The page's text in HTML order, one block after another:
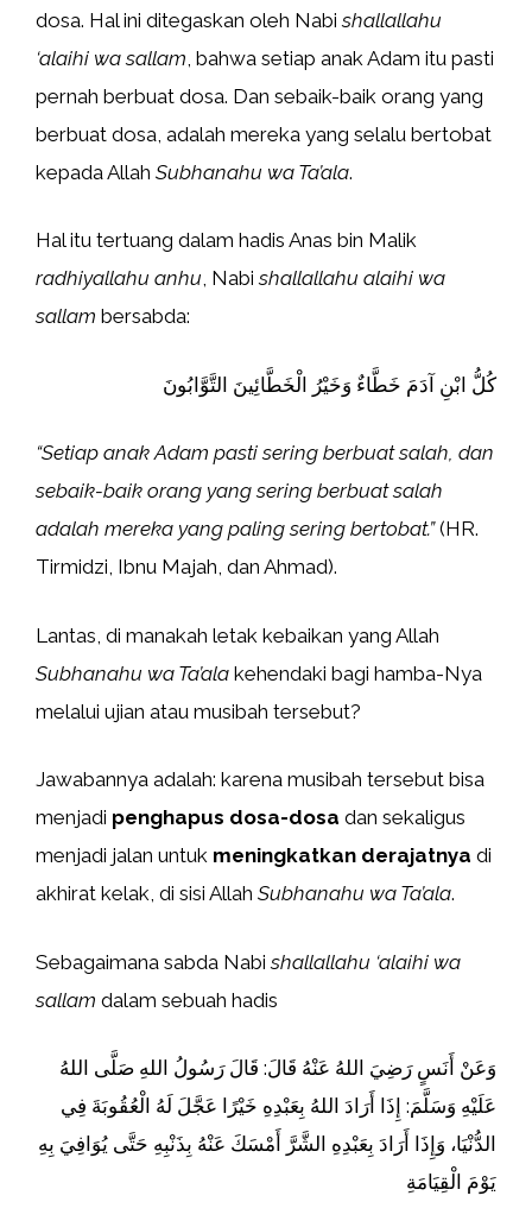
dosa. Hal ini ditegaskan oleh Nabishallallahu
‘alaihi wa sallam , bahwa setiap anak Adam itu pasti
pernah berbuat dosa. Dan sebaik-baik orang yang
berbuat dosa, adalah mereka yang selalu bertobat
kepada Allah Subhanahu wa Ta’ala.
Hal itu tertuang dalam hadis Anas bin Malik
radhiyallahu anhu, Nabishallallahu alaihi wa
sallam bersabda:
كُلُّ ابْنِ آدَمَ خَطَّاءٌ وَخَيْرُ الْخَطَّائِينَ التَّوَّابُونَ
“Setiap anak Adam pasti sering berbuat salah, dan
sebaik-baik orang yang sering berbuat salah
adalah mereka yang paling sering bertobat.”(HR.
Tirmidzi, Ibnu Majah, dan Ahmad).
Lantas, di manakah letak kebaikan yang Allah
Subhanahu wa Ta’ala kehendaki bagi hamba-Nya
melalui ujian atau musibah tersebut?
Jawabannya adalah: karena musibah tersebut bisa
menjadi penghapus dosa-dosa dan sekaligus
menjadi jalan untuk meningkatkan derajatnya di
akhirat kelak, di sisi Allah Subhanahu wa Ta’ala.
Sebagaimana sabda Nabishallallahu ‘alaihi wa
sallam dalam sebuah hadis
وَعَنْ أَنَسٍ رَضِيَ اللهُ عَنْهُ قَالَ: قَالَ رَسُولُ اللهِ صَلَّى اللهُ
عَلَيْهِ وَسَلَّمَ: إِذَا أَرَادَ اللهُ بِعَبْدِهِ خَيْرًا عَجَّلَ لَهُ الْعُقُوبَةَ فِي
الدُّنْيَا، وَإِذَا أَرَادَ بِعَبْدِهِ الشَّرَّ أَمْسَكَ عَنْهُ بِذَنْبِهِ حَتَّى يُوَافِيَ بِهِ
يَوْمَ الْقِيَامَةِ